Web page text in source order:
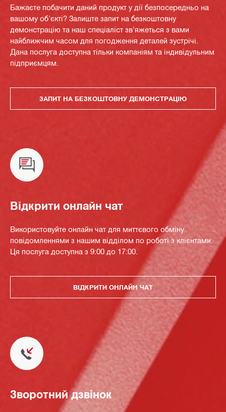
Бажаєте побачити даний продукт у дії безпосередньо на
вашому об'єкті? Залиште запит на безкоштовну
демонстрацію та наш спеціаліст зв'яжеться з вами
найближчим часом для погодження деталей зустрічі.
Дана послуга доступна тільки компаніям та індивідульним
підприємцям.
ЗАПИТ НА БЕЗКОШТОВНУ ДЕМОНСТРАЦІЮ
Відкрити онлайн чат
Використовуйте онлайн чат для миттєвого обміну
повідомленнями з нашим відділом по роботі з клієнтами.
Ця послуга доступна з 9:00 до 17:00.
ВІДКРИТИ ОНЛАЙН ЧАТ
Зворотний дзвінок